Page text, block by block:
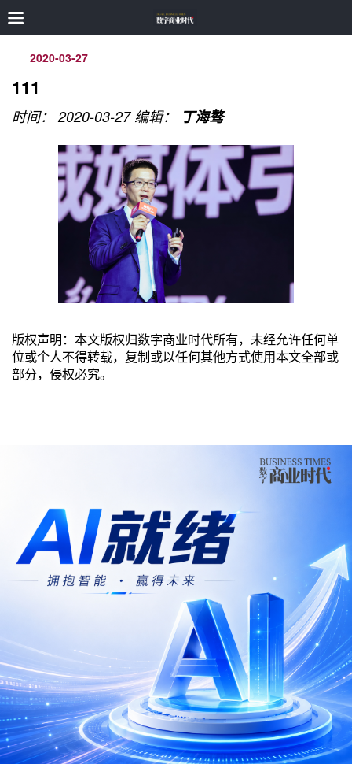
2020-03-27
111
时间： 2020-03-27 编辑： 丁海骜
版权声明：本文版权归数字商业时代所有，未经允许任何单
位或个人不得转载，复制或以任何其他方式使用本文全部或
部分，侵权必究。